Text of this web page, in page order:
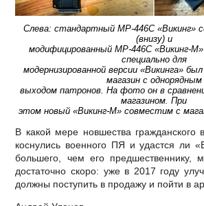
Слева: стандартный MP-446С «Викинг»
(внизу) и
модифицированный MP-446С «Викинг-
специально для
модернизированной версии «Викинга»
магазин с однорядным
выходом патронов. На фото он в
магазином. При
этом новый «Викинг-М» совместим с
В какой мере новшества гражданского
коснулись военного ПЯ и удастся ли
большего, чем его предшественнику,
достаточно скоро: уже в 2017 году
должны поступить в продажу и пойти в